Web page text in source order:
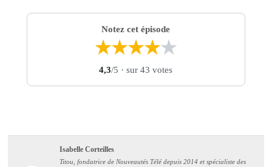
Notez cet épisode
★★★★★
4,3/5 · sur 43 votes
Isabelle Corteilles
Titou, fondatrice de Nouveautés Télé depuis 2014 et spécialiste des